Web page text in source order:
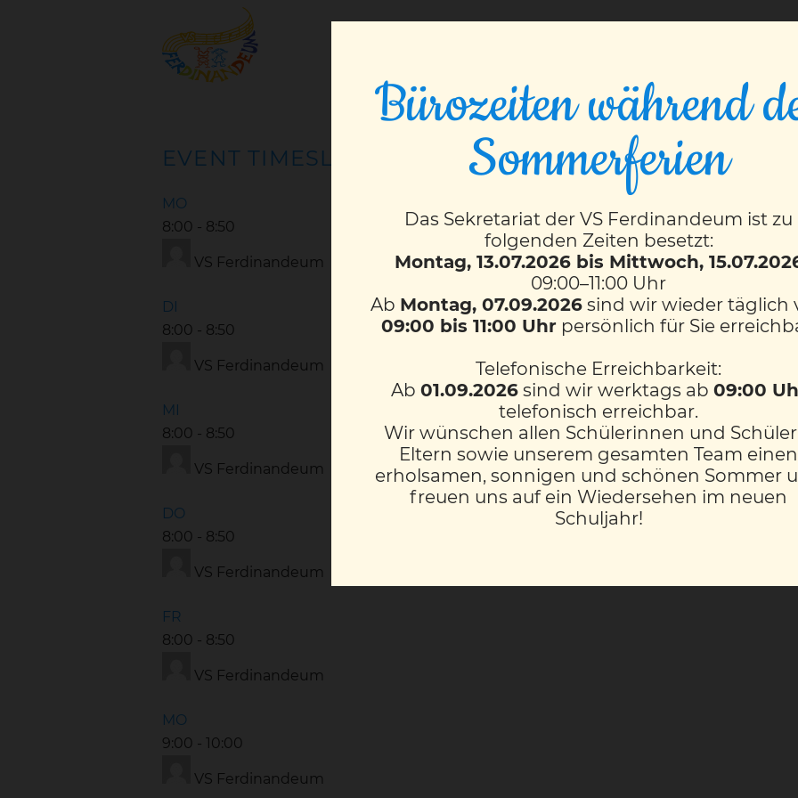
EVENT TIMESLOTS (17)
MO
8:00 - 8:50
VS Ferdinandeum
DI
8:00 - 8:50
VS Ferdinandeum
MI
8:00 - 8:50
VS Ferdinandeum
DO
8:00 - 8:50
VS Ferdinandeum
FR
8:00 - 8:50
VS Ferdinandeum
MO
9:00 - 10:00
VS Ferdinandeum
Bürozeiten während
Sommerferien
Das Sekretariat der VS Ferdinandeum ist zu
folgenden Zeiten besetzt:
Montag, 13.07.2026 bis Mittwoch,
09:00–11:00 Uhr
Ab Montag, 07.09.2026sind wir wieder täglich
09:00 bis 11:00 Uhr persönlich für Sie
Telefonische Erreichbarkeit:
Ab 01.09.2026sind wir werktags ab 09:00
telefonisch erreichbar.
Wir wünschen allen Schülerinnen und
Eltern sowie unserem gesamten Team einen
erholsamen, sonnigen und schönen Sommer
freuen uns auf ein Wiedersehen im neuen
Schuljahr!